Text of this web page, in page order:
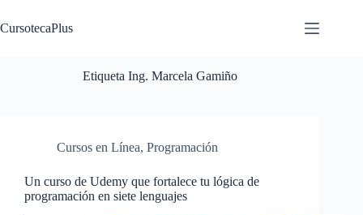
al
contenido
CursotecaPlus
Etiqueta Ing. Marcela Gamiño
Cursos en Línea, Programación
Un curso de Udemy que fortalece tu lógica de
programación en siete lenguajes